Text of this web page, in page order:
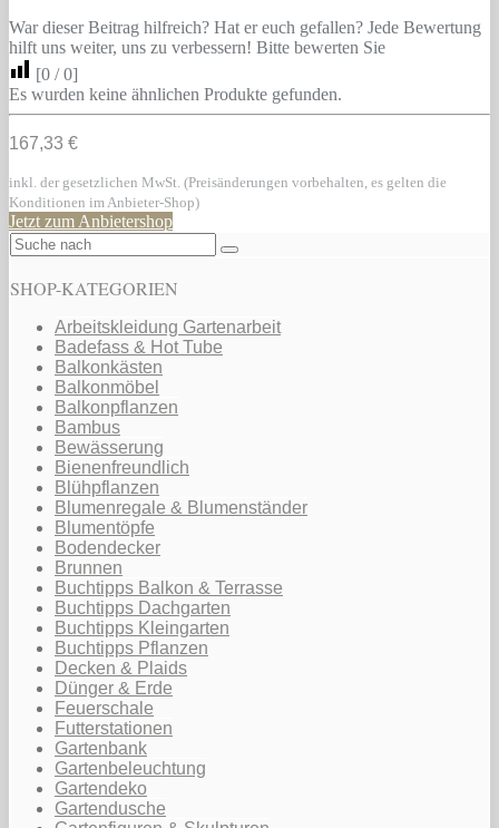
War dieser Beitrag hilfreich? Hat er euch gefallen? Jede Bewertung
hilft uns weiter, uns zu verbessern! Bitte bewerten Sie
[0 /0]
Es wurden keine ähnlichen Produkte gefunden.
167,33 €
inkl. der gesetzlichen MwSt. (Preisänderungen vorbehalten, es gelten die
Konditionen im Anbieter-Shop)
Jetzt zum Anbietershop
SHOP-KATEGORIEN
Arbeitskleidung Gartenarbeit
Badefass & Hot Tube
Balkonkästen
Balkonmöbel
Balkonpflanzen
Bambus
Bewässerung
Bienenfreundlich
Blühpflanzen
Blumenregale & Blumenständer
Blumentöpfe
Bodendecker
Brunnen
Buchtipps Balkon & Terrasse
Buchtipps Dachgarten
Buchtipps Kleingarten
Buchtipps Pflanzen
Decken & Plaids
Dünger & Erde
Feuerschale
Futterstationen
Gartenbank
Gartenbeleuchtung
Gartendeko
Gartendusche